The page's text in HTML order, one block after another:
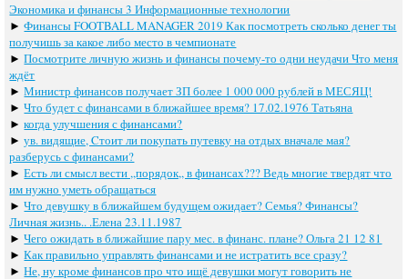
Экономика и финансы 3 Информационные технологии
►Финансы FOOTBALL MANAGER 2019 Как посмотреть сколько денег ты
получишь за какое либо место в чемпионате
►Посмотрите личную жизнь и финансы почему-то одни неудачи Что меня
ждёт
►Министр финансов получает ЗП более 1 000 000 рублей в МЕСЯЦ!
►Что будет с финансами в ближайшее время? 17.02.1976 Татьяна
►когда улучшения с финансами?
►ув. видящие, Cтоит ли покупать путевку на отдых вначале мая?
разберусь с финансами?
►Есть ли смысл вести ,,порядок,, в финансах??? Ведь многие твердят что
им нужно уметь обращаться
►Что девушку в ближайшем будущем ожидает? Семья? Финансы?
Личная жизнь.. .Елена 23.11.1987
►Чего ожидать в ближайшие пару мес. в финанс. плане? Ольга 21 12 81
►Как правильно управлять финансами и не истратить все сразу?
►Не, ну кроме финансов про что ищё девушки могут говорить не